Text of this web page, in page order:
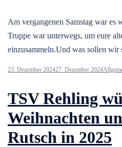
Am vergangenen Samstag war es
Truppe war unterwegs, um eure
einzusammeln.Und was sollen
23. Dezember 202427. Dezember 2024
TSV Rehling
Weihnachten
Rutsch in 2025